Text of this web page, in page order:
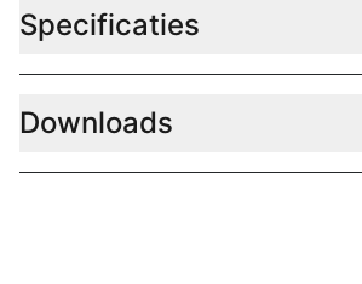
Specificaties
Downloads